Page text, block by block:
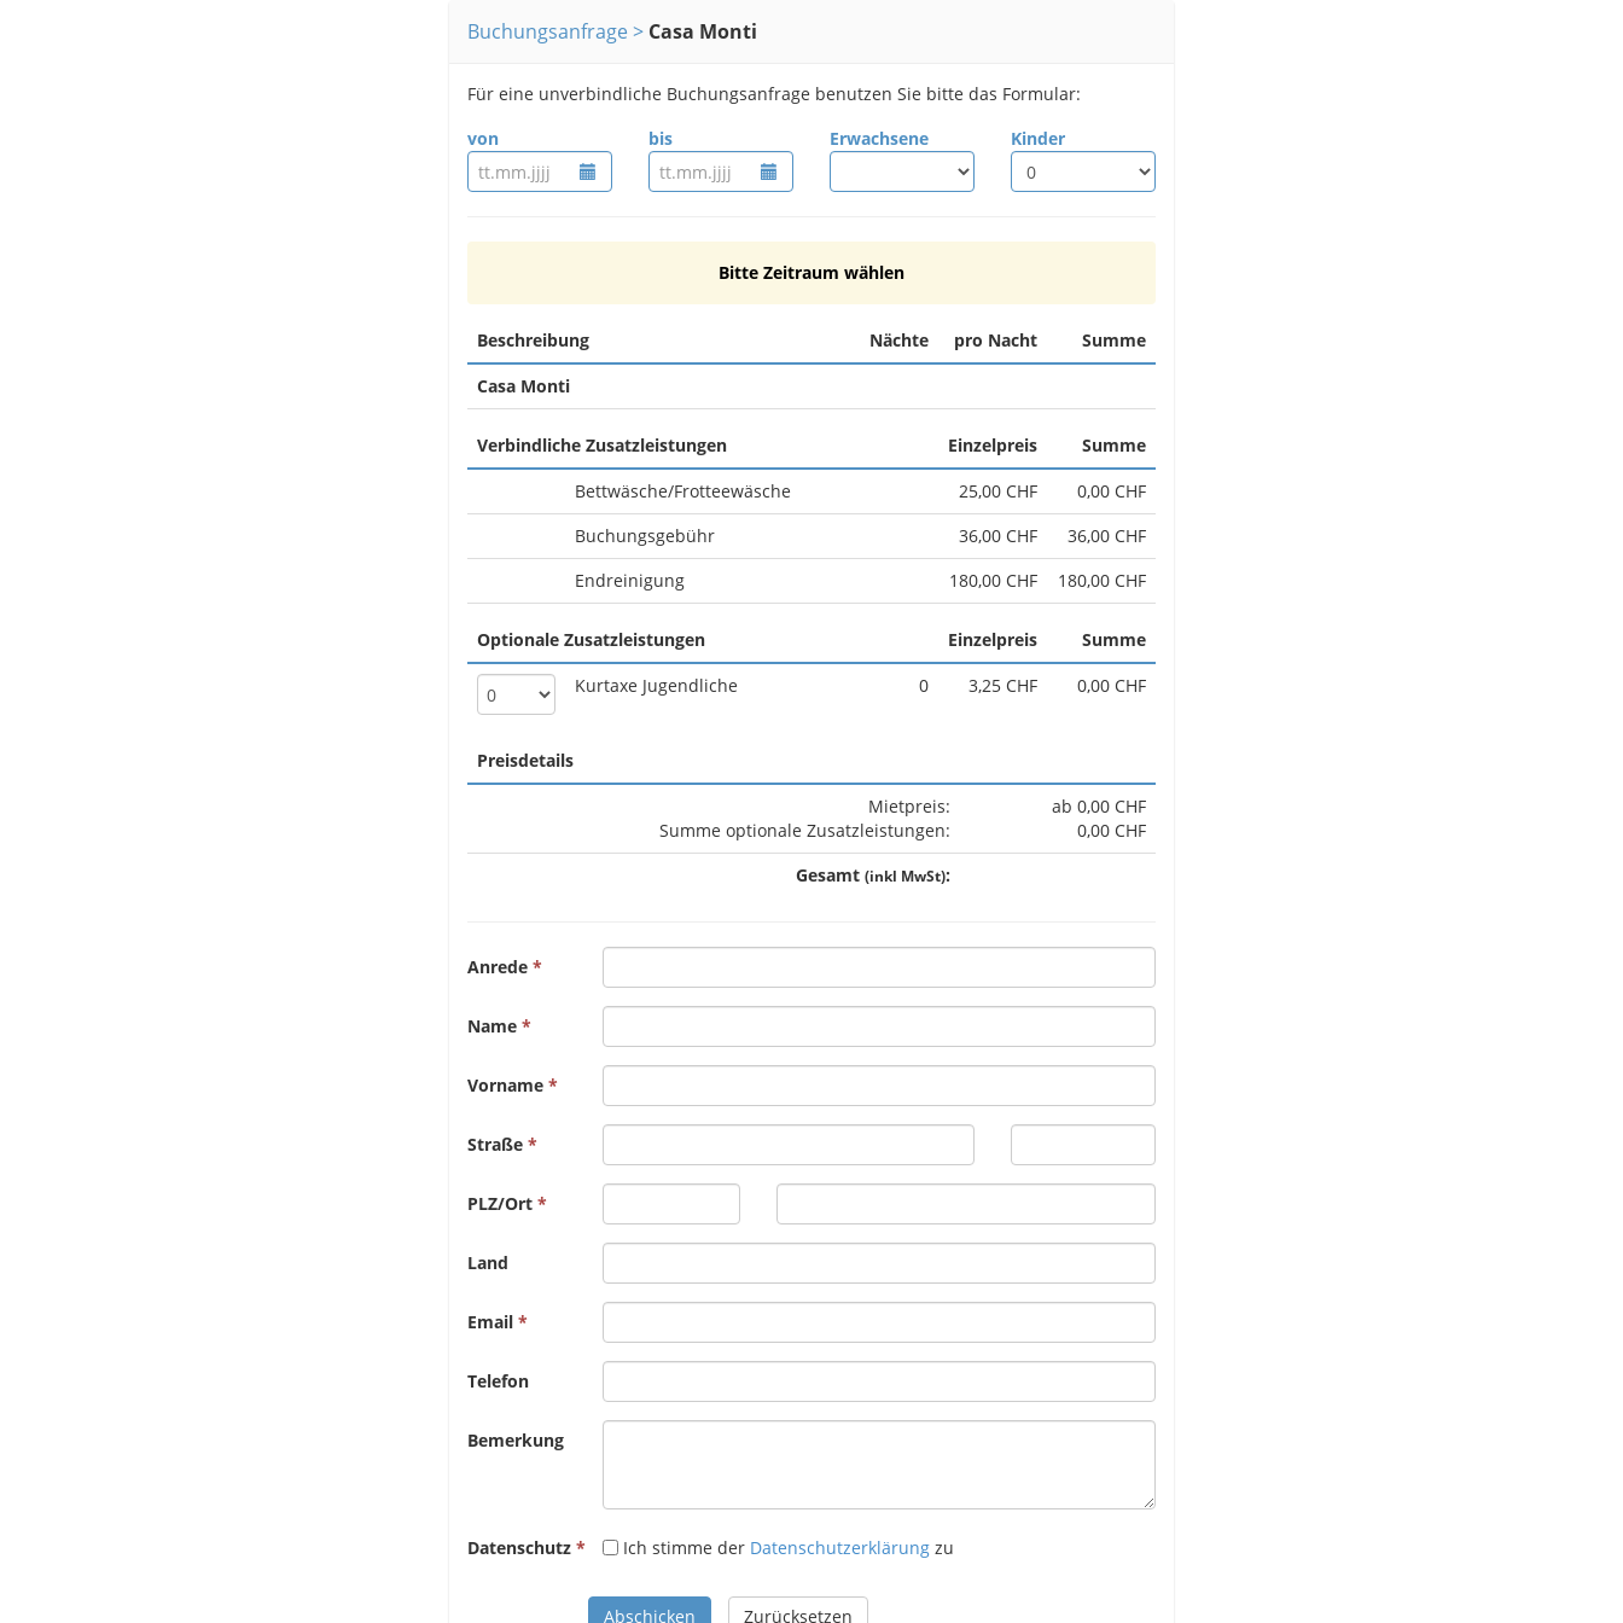
Buchungsanfrage Casa Monti
Für eine unverbindliche Buchungsanfrage benutzen Sie bitte das Formular:
von
bis Erwachsene Kinder
Bitte Zeitraum wählen
Beschreibung Nächte pro Nacht
Summe
Casa Monti
Verbindliche Zusatzleistungen Einzelpreis
Summe
Bettwäsche/Frotteewäsche
25,00 CHF
0,00 CHF
Buchungsgebühr
36,00 CHF
36,00 CHF
Endreinigung
180,00 CHF 180,00 CHF
Optionale Zusatzleistungen Einzelpreis
Summe
Kurtaxe Jugendliche
0 3,25 CHF 0,00 CHF
Preisdetails
Mietpreis:
Summe optionale Zusatzleistungen:
ab 0,00 CHF
0,00 CHF
Gesamt (inkl MwSt):
Anrede
Name
Vorname
Straße
PLZ/Ort
Land
Email
Telefon
Bemerkung
Datenschutz Ich stimme der Datenschutzerklärung zu
Abschicken Zurücksetzen